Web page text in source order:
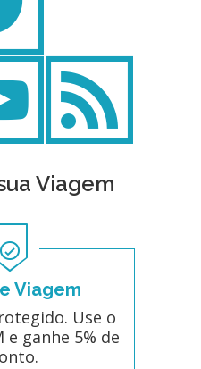
Viagem
Viagem
Use o
e ganhe 5% de